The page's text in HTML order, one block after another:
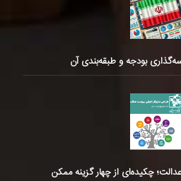
چکیده‌ای از چهار گزینه ممکن